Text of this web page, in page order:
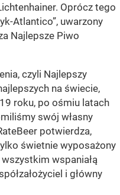
Oprócz tego
Atlantico”, uwarzony
Najlepsze Piwo
czyli Najlepszy
na świecie,
roku, po ośmiu latach
swój własny
potwierdza,
świetnie wyposażony
wspaniałą
i główny